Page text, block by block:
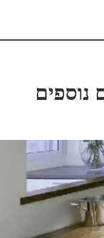
נוספים